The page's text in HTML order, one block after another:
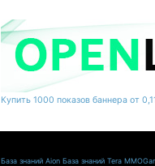
Купить 1000 показов баннера от
База знаний Aion База знаний Tera